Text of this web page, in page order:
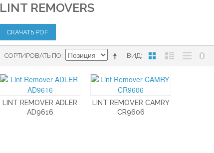
LINT REMOVERS
СКАЧАТЬ PDF
ВИД
СОРТИРОВАТЬ ПО
LINT REMOVER ADLER
AD9616
LINT REMOVER CAMRY
CR9606